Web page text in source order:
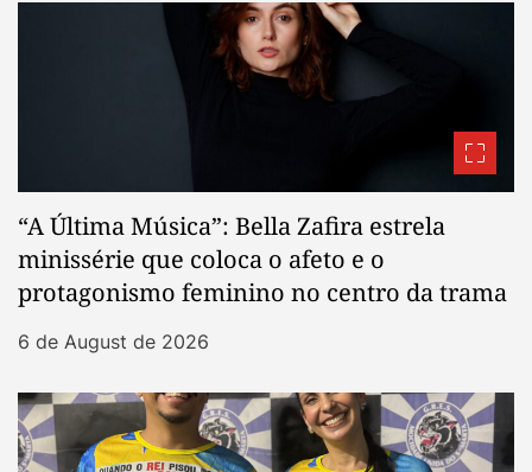
“A Última Música”: Bella Zafira estrela
minissérie que coloca o afeto e o
protagonismo feminino no centro da trama
6 de August de 2026